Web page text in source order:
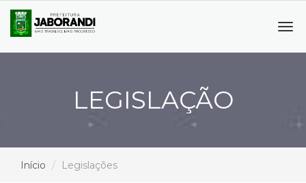
LEGISLAÇÃO
Início Legislações